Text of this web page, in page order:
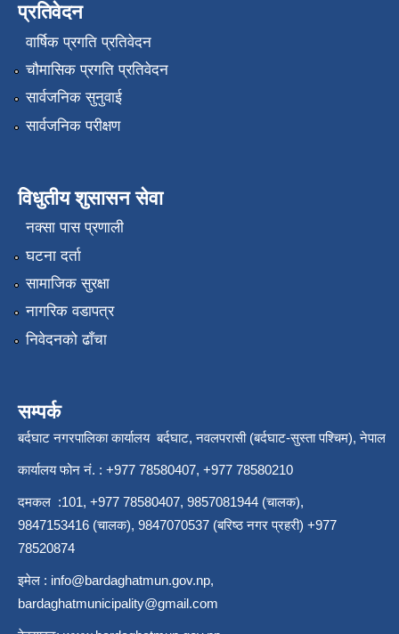
प्रतिवेदन
वार्षिक प्रगति प्रतिवेदन
चौमासिक प्रगति प्रतिवेदन
सार्वजनिक सुनुवाई
सार्वजनिक परीक्षण
विधुतीय शुसासन सेवा
नक्सा पास प्रणाली
घटना दर्ता
सामाजिक सुरक्षा
नागरिक वडापत्र
निवेदनको ढाँचा
सम्पर्क
बर्दघाट नगरपालिका कार्यालय बर्दघाट, नवलपरासी (बर्दघाट-सुस्ता पश्चिम), नेपाल
कार्यालय फोन नं. : +977 78580407, +977 78580210
दमकल :101, +977 78580407, 9857081944 (चालक),
9847153416 (चालक), 9847070537 (बरिष्ठ नगर प्रहरी) +977
78520874
इमेल : info@bardaghatmun.gov.np,
bardaghatmunicipality@gmail.com